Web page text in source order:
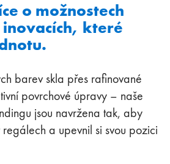
o možnostech
které
barev skla přes rafinované
povrchové úpravy – naše
jsou navržena tak, aby
a upevnil si svou pozici